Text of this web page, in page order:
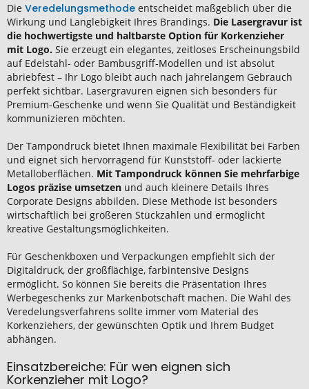
Die Veredelungsmethode entscheidet maßgeblich über die
Wirkung und Langlebigkeit Ihres Brandings. Die Lasergravur ist
die hochwertigste und haltbarste Option für Korkenzieher
mit Logo. Sie erzeugt ein elegantes, zeitloses Erscheinungsbild
auf Edelstahl- oder Bambusgriff-Modellen und ist absolut
abriebfest – Ihr Logo bleibt auch nach jahrelangem Gebrauch
perfekt sichtbar. Lasergravuren eignen sich besonders für
Premium-Geschenke und wenn Sie Qualität und Beständigkeit
kommunizieren möchten.
Der Tampondruck bietet Ihnen maximale Flexibilität bei Farben
und eignet sich hervorragend für Kunststoff- oder lackierte
Metalloberflächen. Mit Tampondruck können Sie mehrfarbige
Logos präzise umsetzen und auch kleinere Details Ihres
Corporate Designs abbilden. Diese Methode ist besonders
wirtschaftlich bei größeren Stückzahlen und ermöglicht
kreative Gestaltungsmöglichkeiten.
Für Geschenkboxen und Verpackungen empfiehlt sich der
Digitaldruck, der großflächige, farbintensive Designs
ermöglicht. So können Sie bereits die Präsentation Ihres
Werbegeschenks zur Markenbotschaft machen. Die Wahl des
Veredelungsverfahrens sollte immer vom Material des
Korkenziehers, der gewünschten Optik und Ihrem Budget
abhängen.
Einsatzbereiche: Für wen eignen sich
Korkenzieher mit Logo?